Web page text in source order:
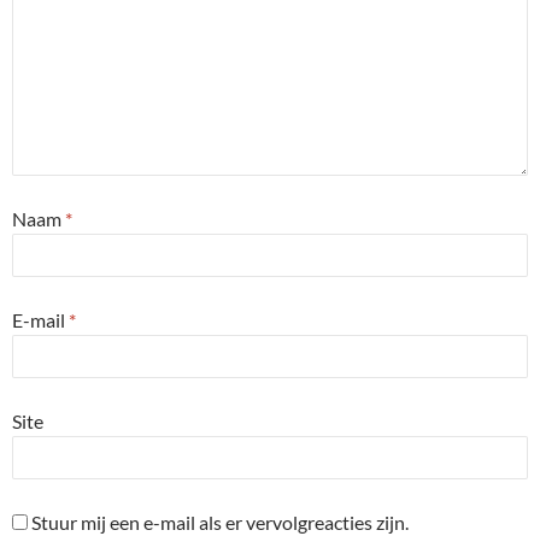
Naam *
E-mail *
Site
Stuur mij een e-mail als er vervolgreacties zijn.